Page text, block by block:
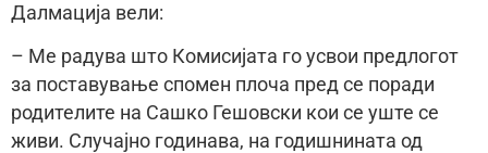
Далмација вели:
– Ме радува што Комисијата го усвои предлогот
за поставување спомен плоча пред се поради
родителите на Сашко Гешовски кои се уште се
живи. Случајно годинава, на годишнината од